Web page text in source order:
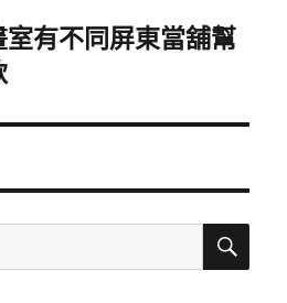
有不同屏東當舖幫
搜